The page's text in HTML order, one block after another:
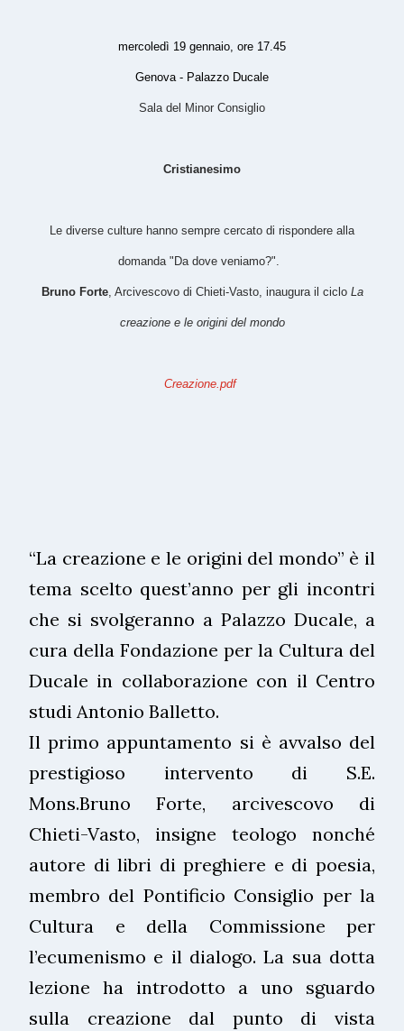
mercoledì 19 gennaio, ore 17.45
Genova - Palazzo Ducale
Sala del Minor Consiglio
Cristianesimo
Le diverse culture hanno sempre cercato di rispondere alla
domanda "Da dove veniamo?".
Bruno Forte, Arcivescovo di Chieti-Vasto, inaugura il ciclo La
creazione e le origini del mondo
Creazione.pdf
“La creazione e le origini del mondo” è il
tema scelto quest’anno per gli incontri
che si svolgeranno a Palazzo Ducale, a
cura della Fondazione per la Cultura del
Ducale in collaborazione con il Centro
studi Antonio Balletto.
Il primo appuntamento si è avvalso del
prestigioso intervento di S.E.
Mons.Bruno Forte, arcivescovo di
Chieti-Vasto, insigne teologo nonché
autore di libri di preghiere e di poesia,
membro del Pontificio Consiglio per la
Cultura e della Commissione per
l’ecumenismo e il dialogo. La sua dotta
lezione ha introdotto a uno sguardo
sulla creazione dal punto di vista